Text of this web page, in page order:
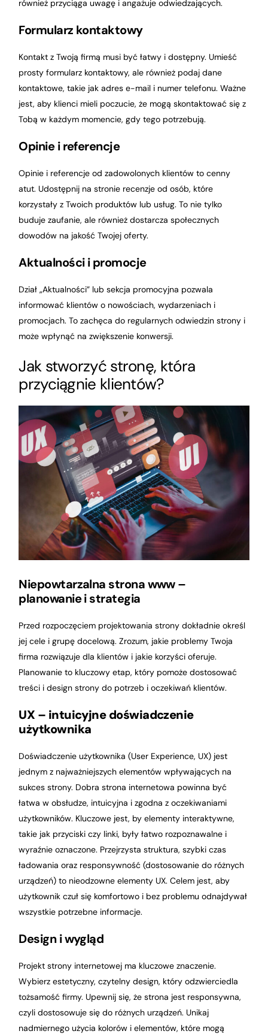
również przyciąga uwagę i angażuje odwiedzających.
Formularz kontaktowy
Kontakt z Twoją firmą musi być łatwy i dostępny. Umieść
prosty formularz kontaktowy, ale również podaj dane
kontaktowe, takie jak adres e-mail i numer telefonu. Ważne
jest, aby klienci mieli poczucie, że mogą skontaktować się z
Tobą w każdym momencie, gdy tego potrzebują.
Opinie i referencje
Opinie i referencje od zadowolonych klientów to cenny
atut. Udostępnij na stronie recenzje od osób, które
korzystały z Twoich produktów lub usług. To nie tylko
buduje zaufanie, ale również dostarcza społecznych
dowodów na jakość Twojej oferty.
Aktualności i promocje
Dział „Aktualności” lub sekcja promocyjna pozwala
informować klientów o nowościach, wydarzeniach i
promocjach. To zachęca do regularnych odwiedzin strony i
może wpłynąć na zwiększenie konwersji.
Jak stworzyć stronę, która
przyciągnie klientów?
Niepowtarzalna strona www –
planowanie i strategia
Przed rozpoczęciem projektowania strony dokładnie określ
jej cele i grupę docelową. Zrozum, jakie problemy Twoja
firma rozwiązuje dla klientów i jakie korzyści oferuje.
Planowanie to kluczowy etap, który pomoże dostosować
treści i design strony do potrzeb i oczekiwań klientów.
UX – intuicyjne doświadczenie
użytkownika
Doświadczenie użytkownika (User Experience, UX) jest
jednym z najważniejszych elementów wpływających na
sukces strony. Dobra strona internetowa powinna być
łatwa w obsłudze, intuicyjna i zgodna z oczekiwaniami
użytkowników. Kluczowe jest, by elementy interaktywne,
takie jak przyciski czy linki, były łatwo rozpoznawalne i
wyraźnie oznaczone. Przejrzysta struktura, szybki czas
ładowania oraz responsywność (dostosowanie do różnych
urządzeń) to nieodzowne elementy UX. Celem jest, aby
użytkownik czuł się komfortowo i bez problemu odnajdywał
wszystkie potrzebne informacje.
Design i wygląd
Projekt strony internetowej ma kluczowe znaczenie.
Wybierz estetyczny, czytelny design, który odzwierciedla
tożsamość firmy. Upewnij się, że strona jest responsywna,
czyli dostosowuje się do różnych urządzeń. Unikaj
nadmiernego użycia kolorów i elementów, które mogą